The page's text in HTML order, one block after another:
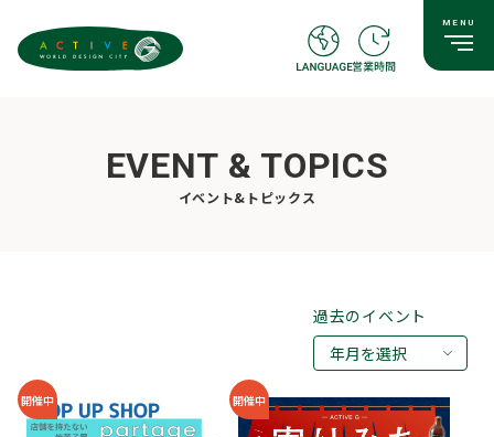
EVENT & TOPICS
イベント&トピックス
過去のイベント
年月を選択
2026年07月
開催中 開催中